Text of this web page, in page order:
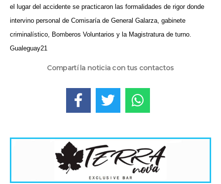
el lugar del accidente se practicaron las formalidades de rigor donde
intervino personal de Comisaría de General Galarza, gabinete
criminalístico, Bomberos Voluntarios y la Magistratura de turno.
Gualeguay21
Compartí la noticia con tus contactos